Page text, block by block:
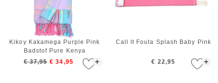
+
Kikoy Kakamega Purple Pink
Badstof Pure Kenya
€ 37,95 € 34,95 +
Call It Fouta Splash Baby Pink
€ 22,95